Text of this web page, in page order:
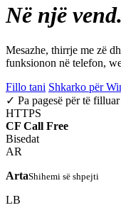
Në një vend.
Mesazhe, thirrje me zë
funksionon në telefon,
Fillo tani Shkarko për
✓ Pa pagesë për të filluar
HTTPS
CF Call Free
Bisedat
AR
ArtaShihemi së shpejti
LB